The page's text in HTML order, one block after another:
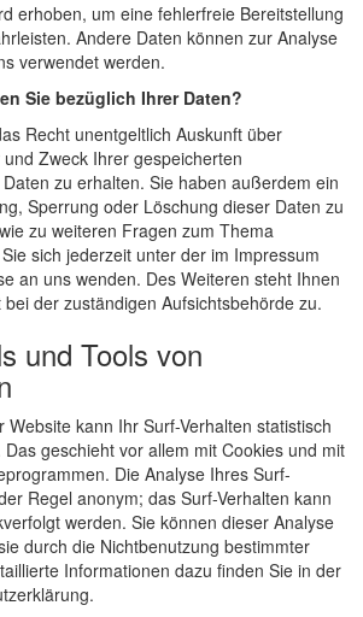
erhoben, um eine fehlerfreie Bereitstellung
Andere Daten können zur Analyse
verwendet werden.
Sie bezüglich Ihrer Daten?
Recht unentgeltlich Auskunft über
Zweck Ihrer gespeicherten
zu erhalten. Sie haben außerdem ein
Sperrung oder Löschung dieser Daten zu
zu weiteren Fragen zum Thema
sich jederzeit unter der im Impressum
an uns wenden. Des Weiteren steht Ihnen
der zuständigen Aufsichtsbehörde zu.
und Tools von
Website kann Ihr Surf-Verhalten statistisch
geschieht vor allem mit Cookies und mit
Die Analyse Ihres Surf-
Regel anonym; das Surf-Verhalten kann
werden. Sie können dieser Analyse
durch die Nichtbenutzung bestimmter
Informationen dazu finden Sie in der